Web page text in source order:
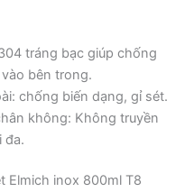
tráng bạc giúp chống
bên trong.
chống biến dạng, gỉ sét.
không: Không truyền
đa.
Elmich inox 800ml T8